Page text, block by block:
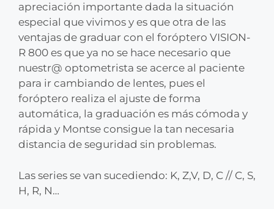
apreciación importante dada la situación
especial que vivimos y es que otra de las
ventajas de graduar con el foróptero VISION-
R 800 es que ya no se hace necesario que
nuestr@ optometrista se acerce al paciente
para ir cambiando de lentes, pues el
foróptero realiza el ajuste de forma
automática, la graduación es más cómoda y
rápida y Montse consigue la tan necesaria
distancia de seguridad sin problemas.
Las series se van sucediendo: K, Z,V, D, C // C, S,
H, R, N…